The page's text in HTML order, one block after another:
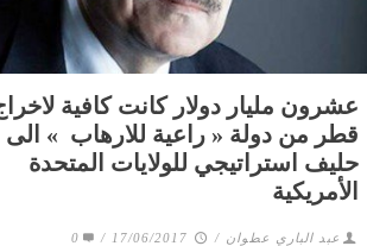
عشرون مليار دولار كانت كافية
قطر من دولة « راعية للارهاب » الى
حليف استراتيجي للولايات المتحدة
الأمريكية
عبد الباري عطوان /
17/06/2017
/
0